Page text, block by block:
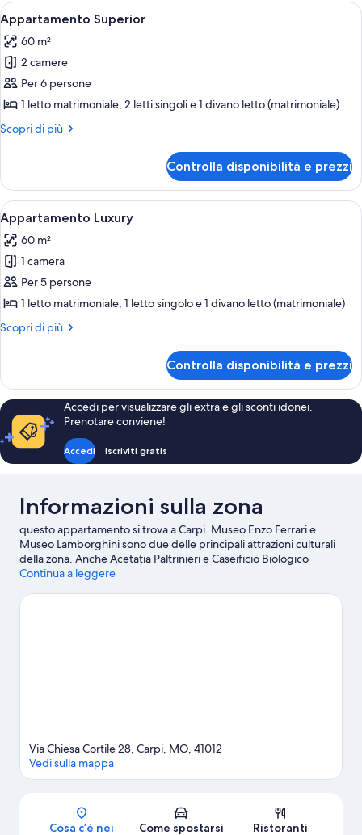
Apri
tutte
le
foto
per
Appartamento
Superior
Una casa con piscina, zona relax
19
Appartamento Superior
60 m²
2 camere
Per 6 persone
1 letto matrimoniale, 2 letti singoli e 1 divano letto (matrimoniale)
Scopri di più
Altri
Superior
Controlla disponibilità e prezzi
Apri
tutte
le
foto
per
Appartamento
Luxury
Una casa con piscina, zona relax
18
Appartamento Luxury
60 m²
1 camera
Per 5 persone
1 letto matrimoniale, 1 letto singolo e 1 divano letto (matrimoniale)
Scopri di più
Altri
Luxury
Controlla disponibilità e prezzi
Accedi per visualizzare gli extra e gli sconti idonei.
Prenotare conviene!
Accedi Iscriviti gratis
Informazioni sulla zona
questo appartamento si trova a Carpi. Museo Enzo Ferrari e
Museo Lamborghini sono due delle principali attrazioni culturali
della zona. Anche Acetatia Paltrinieri e Caseificio Biologico
Reggiani meritano una visita.
Mostra altri appartamenti a Carpi
Continua a leggere
Mappa
Via Chiesa Cortile 28, Carpi, MO, 41012
Vedi sulla mappa
Cosa c’è nei Come spostarsi Ristoranti